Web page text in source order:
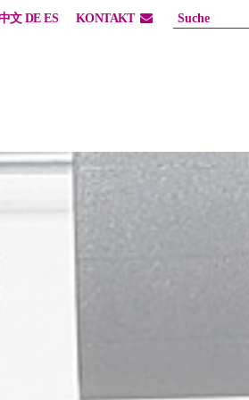
文 DE ES KONTAKT